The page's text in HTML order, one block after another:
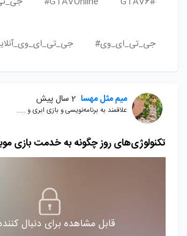
جی_تی_ای_وی#
میم مثل مهسا 2 سال پیش
علاقمند به برنامه‌نویسی و بازی ابری و .....
تکنولوژی‌های روز چگونه به خدمت بازی
قابل مشاهده برای دنبال